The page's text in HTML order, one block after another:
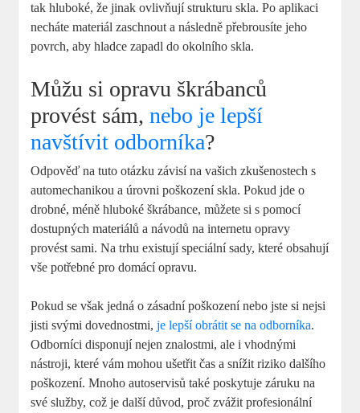
tak hluboké, ⁢že jinak ovlivňují strukturu skla. ⁢Po aplikaci
necháte materiál​ zaschnout a následně přebrousíte jeho
⁣povrch, aby hladce zapadl do okolního skla.
Můžu ​si opravu ⁣škrábanců
provést sám,nebo je lepší
navštívit odborníka?
Odpověď na tuto otázku závisí na vašich zkušenostech s
automechanikou a úrovni ⁣poškození skla. Pokud ​jde o
drobné, méně ⁢hluboké škrábance, ⁣můžete si s pomocí
dostupných materiálů a návodů na internetu opravy
provést sami. Na⁢ trhu existují speciální sady, které‍ obsahují
vše potřebné pro domácí opravu.
Pokud se však jedná o zásadní poškození nebo jste si nejsi
jisti svými dovednostmi,⁤je lepší obrátit se na odborníka.
Odborníci disponují‍ nejen znalostmi, ‌ale i vhodnými
nástroji,‍ které ⁢vám mohou ​ušetřit čas a snížit riziko dalšího
poškození. Mnoho​ autoservisů také poskytuje záruku na
své služby, což je další ⁢důvod, proč zvážit ‍profesionální